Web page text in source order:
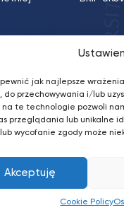
jak najlepsze
do przechowywania i/lub
na te technologie pozwoli
przeglądania lub unikalne
wycofanie zgody może
Akceptuję
Cookie Policy